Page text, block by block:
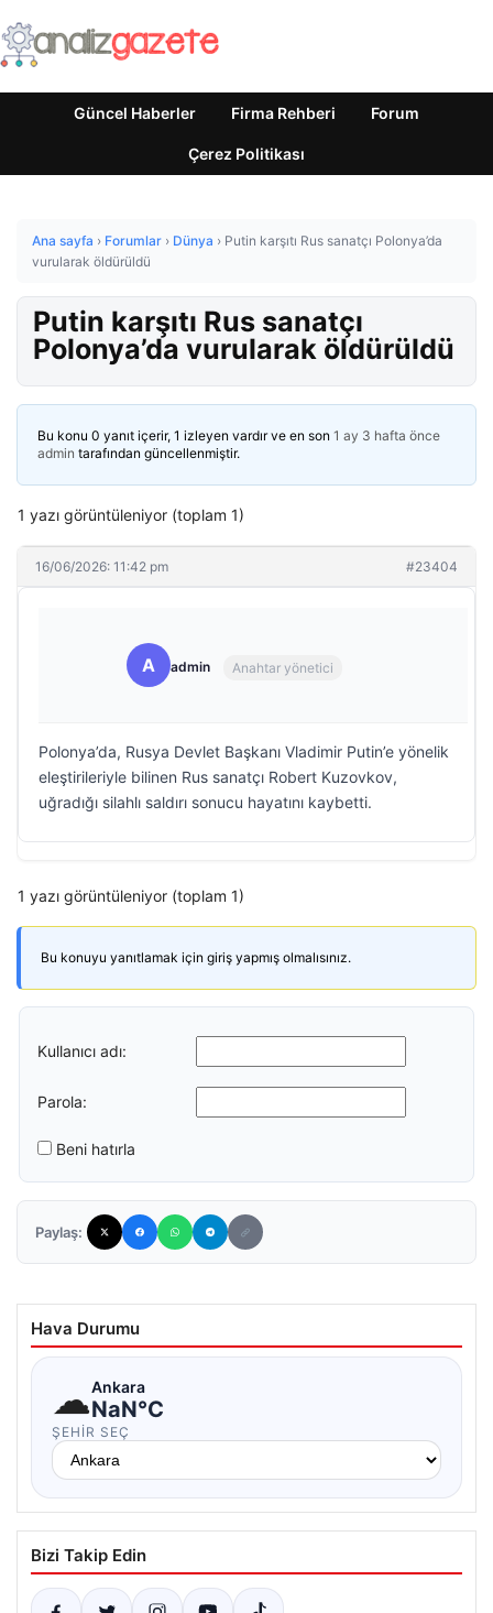
Güncel Haberler Firma Rehberi Forum
Çerez Politikası
Ana sayfa › Forumlar › Dünya › Putin karşıtı Rus sanatçı Polonya’da
vurularak öldürüldü
Putin karşıtı Rus sanatçı
Polonya’da vurularak öldürüldü
Bu konu 0 yanıt içerir, 1 izleyen vardır ve en son 1 ay 3 hafta önce
admin tarafından güncellenmiştir.
1 yazı görüntüleniyor (toplam 1)
16/06/2026: 11:42 pm #23404
A admin Anahtar yönetici
Polonya’da, Rusya Devlet Başkanı Vladimir Putin’e yönelik
eleştirileriyle bilinen Rus sanatçı Robert Kuzovkov,
uğradığı silahlı saldırı sonucu hayatını kaybetti.
1 yazı görüntüleniyor (toplam 1)
Bu konuyu yanıtlamak için giriş yapmış olmalısınız.
Kullanıcı adı:
Parola:
Beni hatırla
Paylaş:
Hava Durumu
☁Ankara
NaN°C
ŞEHIR SEÇ
Bizi Takip Edin